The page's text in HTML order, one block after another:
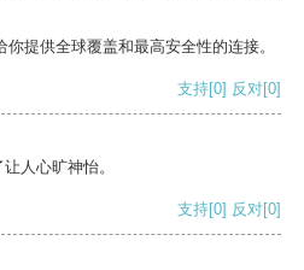
提供全球覆盖和最高安全性的连接。
支持[0] 反对[0]
人心旷神怡。
支持[0] 反对[0]